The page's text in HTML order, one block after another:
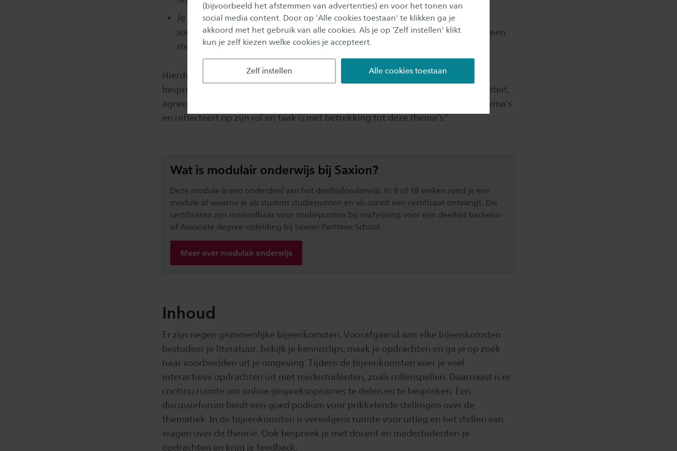
(bijvoorbeeld het afstemmen van advertenties) en voor het tonen van
social media content. Door op 'Alle cookies toestaan' te klikken ga je
akkoord met het gebruik van alle cookies. Als je op 'Zelf instellen' klikt
kun je zelf kiezen welke cookies je accepteert.
Zelf instellen Alle cookies toestaan
Je reflecteert op je gesprekstechnieken, je rol en je houding en je eigen
socialisatie en de invloed hiervan op je professioneel handelen en je maakt een
sterkte/zwakte analyse.
Hierdoor toon je aan dat je de leeruitkomst behaald hebt: “De SW-professional
bespreekt met cliënten of cliëntengroepen thema’s met betrekking tot seksualiteit,
agressie en grensoverschrijdend gedrag, ontwikkelt een eigen visie op deze thema’s
en reflecteert op zijn rol en taak is met betrekking tot deze thema’s.”.
Wat is modulair onderwijs bij Saxion?
Deze module is een onderdeel van het deeltijdonderwijs. In 9 of 18 weken rond je een
module af waarna je als student studiepunten en als cursist een certificaat ontvangt. Die
certificaten zijn inwisselbaar voor studiepunten bij inschrijving voor een deeltijd bachelor-
of Associate degree-opleiding bij Saxion Parttime School.
Meer over modulair onderwijs
Inhoud
Er zijn negen gezamenlijke bijeenkomsten. Voorafgaand aan elke bijeenkomsten
bestudeer je literatuur, bekijk je kennisclips, maak je opdrachten en ga je op zoek
naar voorbeelden uit je omgeving. Tijdens de bijeenkomsten voer je veel
interactieve opdrachten uit met medestudenten, zoals rollenspellen. Daarnaast is er
continu ruimte om online gespreksopnames te delen en te bespreken. Een
discussieforum biedt een goed podium voor prikkelende stellingen over de
thematiek. In de bijeenkomsten is vervolgens ruimte voor uitleg en het stellen van
vragen over de theorie. Ook bespreek je met docent en medestudenten je
opdrachten en krijg je feedback.